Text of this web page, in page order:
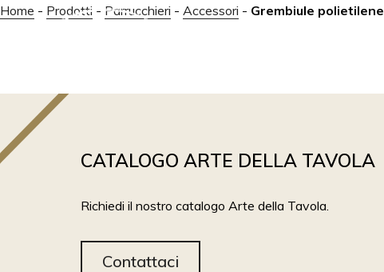
Home - Prodotti - Parrucchieri - Accessori - Grembiule polietilene
CATALOGO ARTE DELLA TAVOLA
Richiedi il nostro catalogo Arte della Tavola.
Contattaci